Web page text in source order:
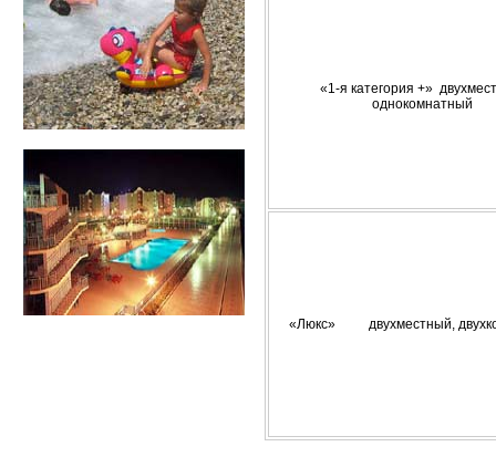
«1-я категория +»
однокомнатный
«Люкс» двухместный,